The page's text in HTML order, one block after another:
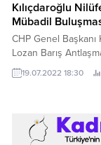
Kılıçdaroğlu
Mübadil
CHP Genel Başkanı
Lozan Barış
19.07.2022 18:30
Nilüfer, Milano